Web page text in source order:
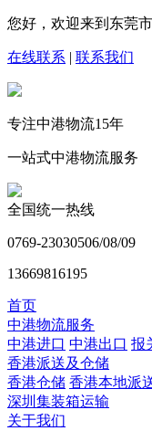
您好，欢迎来到东莞
在线联系 | 联系我们
专注中港物流15年
一站式中港物流服务
全国统一热线
0769-23030506/08/09
13669816195
首页
中港物流服务
中港进口 中港出口 报
香港派送及仓储
香港仓储 香港本地派
深圳集装箱运输
关于我们